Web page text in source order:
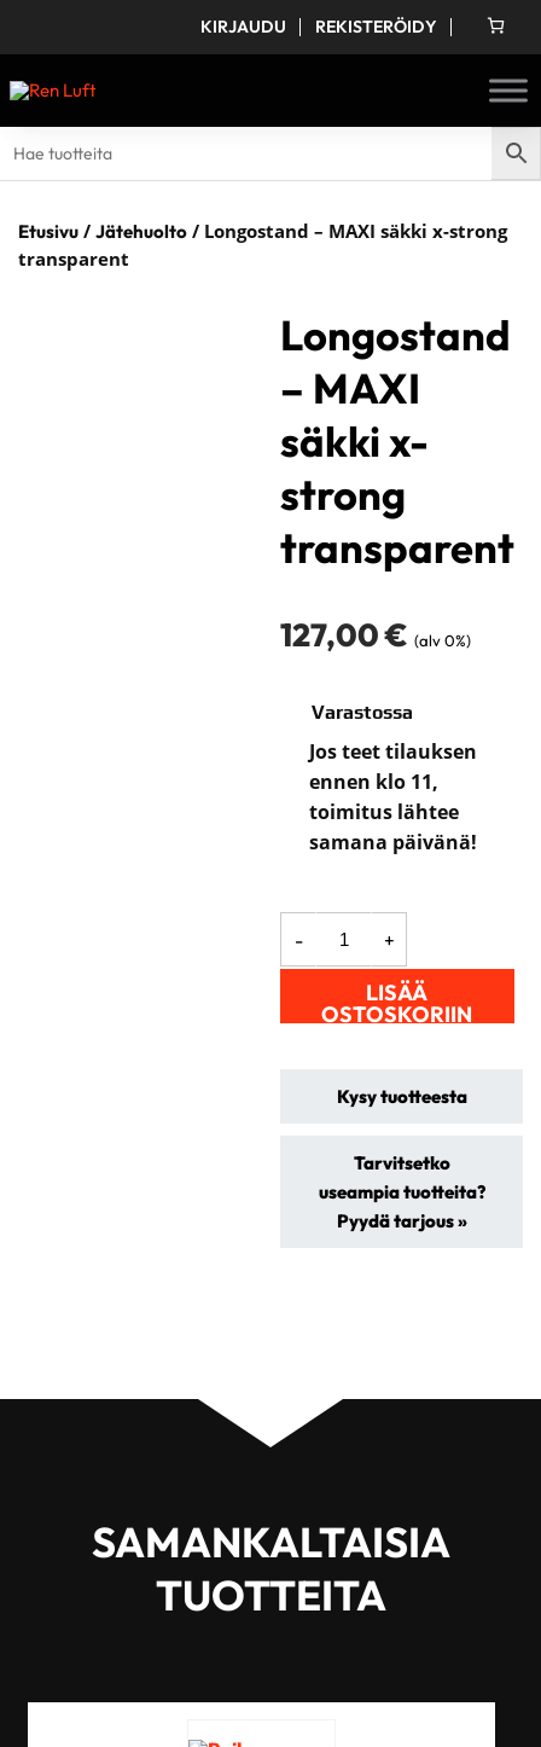
KIRJAUDU REKISTERÖIDY
Etusivu / Jätehuolto / Longostand – MAXI säkki x-strong
transparent
Longostand
– MAXI
säkki x-
strong
transparent
127,00€ (alv 0%)
Varastossa
Jos teet tilauksen
ennen klo 11,
toimitus lähtee
samana päivänä!
-
Longostand
MAXI
strong
+
LISÄÄ
OSTOSKORIIN
Kysy tuotteesta
Tarvitsetko
useampia tuotteita?
Pyydä tarjous »
SAMANKALTAISIA
TUOTTEITA